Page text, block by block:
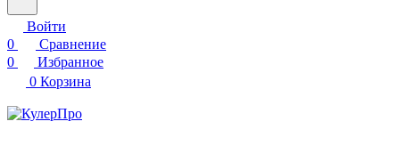
Войти
0
Сравнение
0
Избранное
0 Корзина